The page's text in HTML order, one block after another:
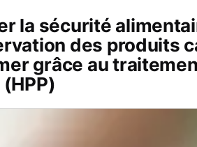
la sécurité
des produits
grâce au